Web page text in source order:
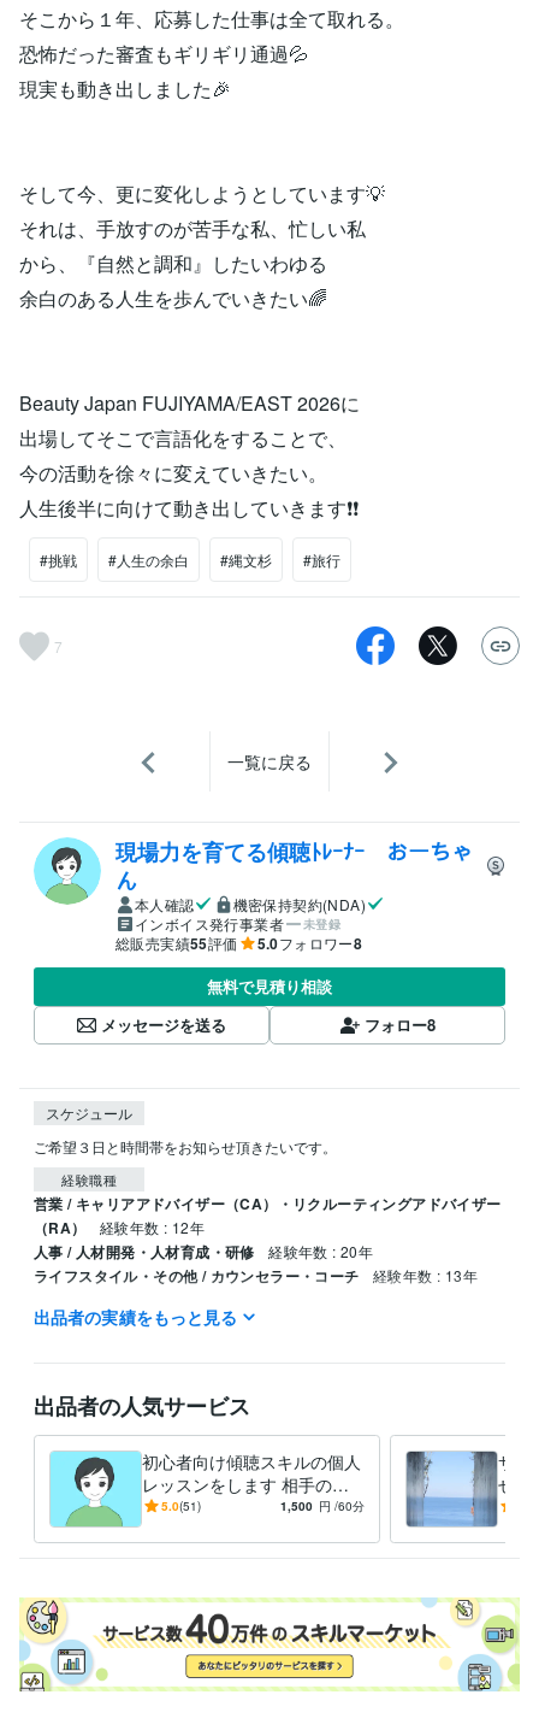
そこから１年、応募した仕事は全て取れる。
恐怖だった審査もギリギリ通過💦
現実も動き出しました🎉
そして今、更に変化しようとしています💡
それは、手放すのが苦手な私、忙しい私
から、『自然と調和』したいわゆる
余白のある人生を歩んでいきたい🌈
Beauty Japan FUJIYAMA/EAST 2026に
出場してそこで言語化をすることで、
今の活動を徐々に変えていきたい。
人生後半に向けて動き出していきます❗❗
#挑戦 #人生の余白 #縄文杉 #旅行
7
一覧に戻る
現場力を育てる傾聴ﾄﾚｰﾅｰ おーちゃ
ん
本人確認
機密保持契約(NDA)
インボイス発行事業者
未登録
総販売実績55評価 5.0フォロワー8
無料で見積り相談
メッセージを送る
フォロー8
スケジュール
ご希望３日と時間帯をお知らせ頂きたいです。
経験職種
営業 / キャリアアドバイザー（CA）・リクルーティングアドバイザー
（RA）
経験年数 : 12年
人事 / 人材開発・人材育成・研修 経験年数 : 20年
ライフスタイル・その他 / カウンセラー・コーチ 経験年数 : 13年
職歴
キャリアコンサルタント 取得年 : 2012年
産業カウンセラー 取得年 : 2011年
衛生管理者 取得年 : 2006年
得意分野
悩み相談・カウンセリング
カウンセリング、傾聴スキル、コーチン
グ
明治大学 2013年3月 ~ 2017年2月
出品者の実績をもっと見る
出品者の人気サービス
初心者向け傾聴スキルの個人
レッスンをします 相手の心
と本音が分る話の聴き方です
5.0(51) 1,500 円 /60分
サク
せ！
と成